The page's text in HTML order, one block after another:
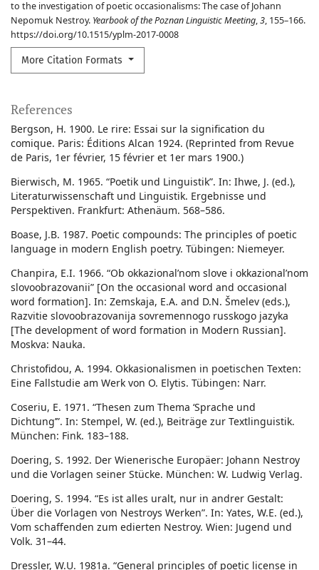
to the investigation of poetic occasionalisms: The case of Johann
Nepomuk Nestroy. Yearbook of the Poznan Linguistic Meeting,3, 155–166.
https://doi.org/10.1515/yplm-2017-0008
More Citation Formats
References
Bergson, H. 1900. Le rire: Essai sur la signification du
comique. Paris: Éditions Alcan 1924. (Reprinted from Revue
de Paris, 1er février, 15 février et 1er mars 1900.)
Bierwisch, M. 1965. “Poetik und Linguistik”. In: Ihwe, J. (ed.),
Literaturwissenschaft und Linguistik. Ergebnisse und
Perspektiven. Frankfurt: Athenäum. 568–586.
Boase, J.B. 1987. Poetic compounds: The principles of poetic
language in modern English poetry. Tübingen: Niemeyer.
Chanpira, E.I. 1966. “Ob okkazional’nom slove i okkazional’nom
slovoobrazovanii” [On the occasional word and occasional
word formation]. In: Zemskaja, E.A. and D.N. Šmelev (eds.),
Razvitie slovoobrazovanija sovremennogo russkogo jazyka
[The development of word formation in Modern Russian].
Moskva: Nauka.
Christofidou, A. 1994. Okkasionalismen in poetischen Texten:
Eine Fallstudie am Werk von O. Elytis. Tübingen: Narr.
Coseriu, E. 1971. “Thesen zum Thema ‘Sprache und
Dichtung’”. In: Stempel, W. (ed.), Beiträge zur Textlinguistik.
München: Fink. 183–188.
Doering, S. 1992. Der Wienerische Europäer: Johann Nestroy
und die Vorlagen seiner Stücke. München: W. Ludwig Verlag.
Doering, S. 1994. “Es ist alles uralt, nur in andrer Gestalt:
Über die Vorlagen von Nestroys Werken”. In: Yates, W.E. (ed.),
Vom schaffenden zum edierten Nestroy. Wien: Jugend und
Volk. 31–44.
Dressler, W.U. 1981a. “General principles of poetic license in